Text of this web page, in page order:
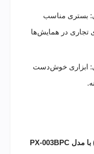
بستری مناسب
تجاری در همایش‌ها
ابزاری خوش‌دست
تفاوت این مدل (PX-003BP) با مدل PX-003BPC